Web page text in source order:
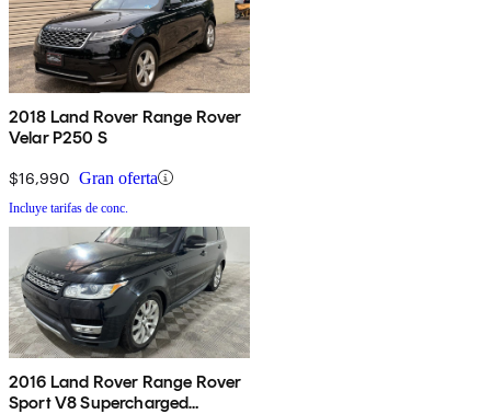
2018 Land Rover Range Rover
Velar P250 S
$16,990 Gran oferta
Incluye tarifas de conc.
2016 Land Rover Range Rover
Sport V8 Supercharged